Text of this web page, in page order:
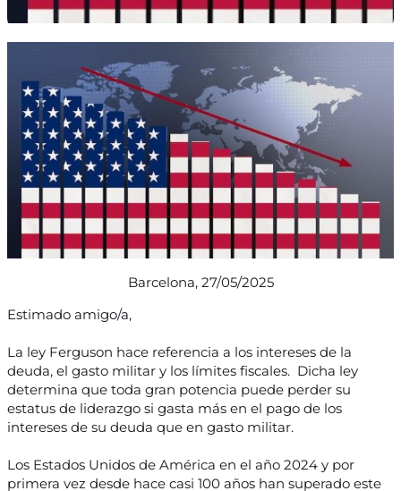
Barcelona, 27/05/2025
Estimado amigo/a,
La ley Ferguson hace referencia a los intereses de la
deuda, el gasto militar y los límites fiscales. Dicha ley
determina que toda gran potencia puede perder su
estatus de liderazgo si gasta más en el pago de los
intereses de su deuda que en gasto militar.
Los Estados Unidos de América en el año 2024 y por
primera vez desde hace casi 100 años han superado este